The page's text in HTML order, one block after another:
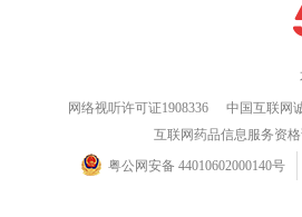
网络视听许可证1908336
中国互联网
互联网药品信息服务资
粤公网安备 44010602000140号